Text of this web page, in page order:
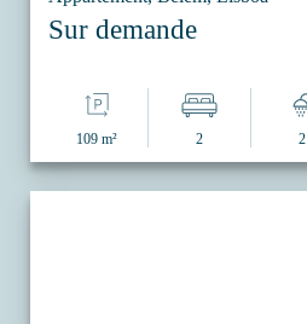
Sur demande
109 m² 2 2